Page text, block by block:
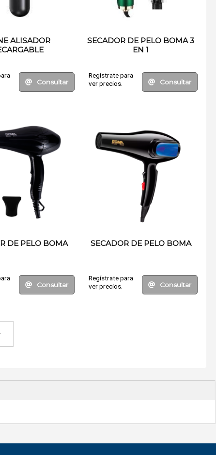
ALISADOR
Consultar
SECADOR DE PELO BOMA 3
EN 1
Regístrate para
ver precios.
Consultar
DE PELO BOMA
Consultar
SECADOR DE PELO BOMA
Regístrate para
ver precios.
Consultar